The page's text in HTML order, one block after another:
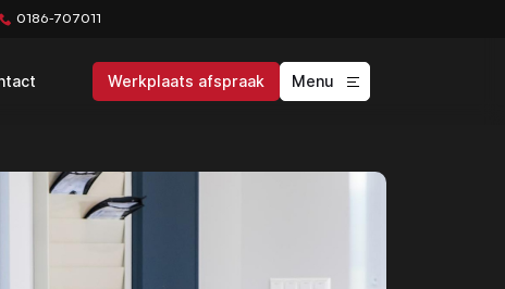
0186-707011
Werkplaats afspraak Menu